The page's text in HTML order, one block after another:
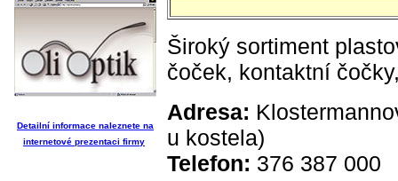
Detailní informace naleznete na
internetové prezentaci firmy
Široký sortiment
čoček, kontaktní
Adresa:
u kostela)
Telefon: 376 387 000